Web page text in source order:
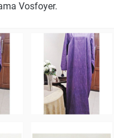
Vosfoyer.